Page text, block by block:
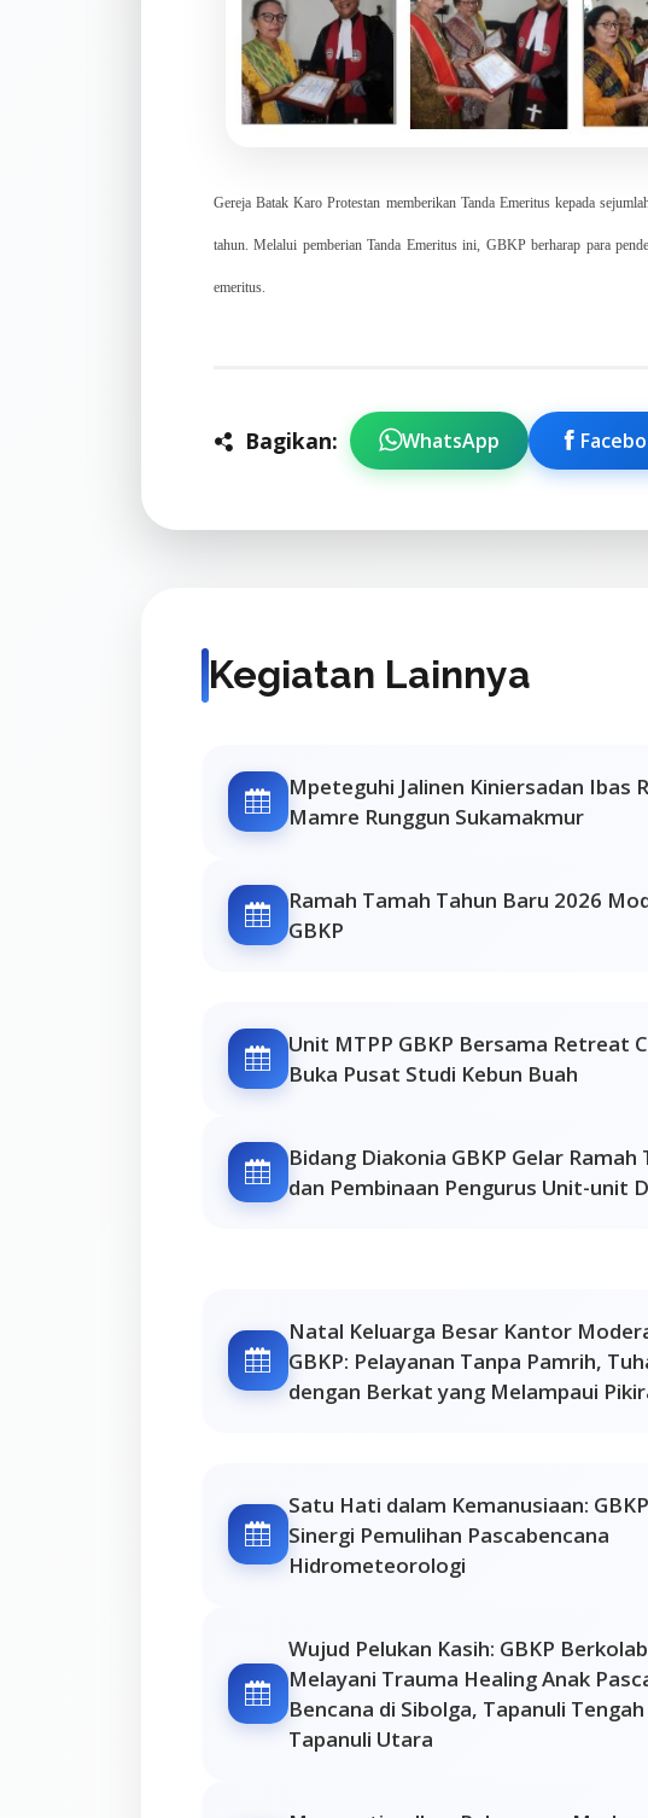
Gereja Batak Karo Protestan memberikan Tanda Emeritus kepada
tahun.Melalui pemberian Tanda Emeritus ini, GBKP berharap para
emeritus.
Bagikan: WhatsApp
Kegiatan Lainnya
Mpeteguhi Jalinen Kiniersadan Ibas
Mamre Runggun Sukamakmur
Ramah Tamah Tahun Baru 2026
GBKP
Unit MTPP GBKP Bersama Retreat
Buka Pusat Studi Kebun Buah
Bidang Diakonia GBKP Gelar Ramah
dan Pembinaan Pengurus Unit-unit
Natal Keluarga Besar Kantor
GBKP: Pelayanan Tanpa Pamrih,
dengan Berkat yang Melampaui
Satu Hati dalam Kemanusiaan:
Sinergi Pemulihan Pascabencana
Hidrometeorologi
Wujud Pelukan Kasih: GBKP
Melayani Trauma Healing Anak
Bencana di Sibolga, Tapanuli
Tapanuli Utara